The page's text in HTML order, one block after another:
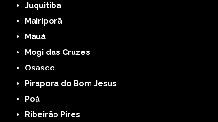
Juquitiba
Mairiporã
Mauá
Mogi das Cruzes
Osasco
Pirapora do Bom Jesus
Poá
Ribeirão Pires